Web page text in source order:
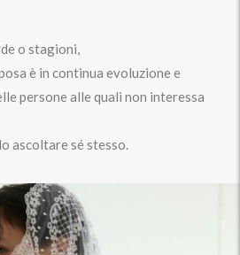
o stagioni,
è in continua evoluzione e
persone alle quali non interessa
ascoltare sé stesso.